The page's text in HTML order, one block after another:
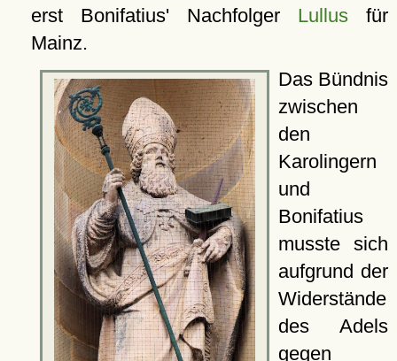
erst Bonifatius' Nachfolger Lullusfür
Mainz.
Das Bündnis
zwischen
den
Karolingern
und
Bonifatius
musste sich
aufgrund der
Widerstände
des Adels
gegen